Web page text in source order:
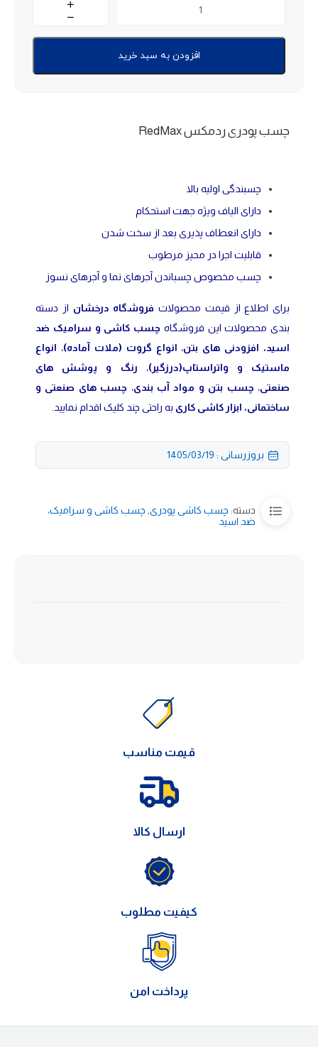
افزودن به سبد خرید
چسب پودری ردمکس RedMax
چسبندگی اولیه بالا
دارای الیاف ویژه جهت استحکام
دارای انعطاف پذیری بعد از سخت شدن
قابلیت اجرا در محیز مرطوب
چسب مخصوص چسباندن آجرهای نما و آجرهای نسوز
برای اطلاع از قیمت محصولات فروشگاه درخشان از دسته
بندی محصولات این فروشگاه چسب کاشی و سرامیک ضد
اسید، افزودنی های بتن، انواع گروت (ملات آماده)، انواع
ماستیک و واتراستاپ(درزگیر)، رنگ و پوشش های
صنعتی، چسب بتن و مواد آب بندی، چسب های صنعتی و
ساختمانی، ابزار کاشی کاری به راحتی چند کلیک اقدام نمایید.
بروزرسانی : 1405/03/19
دسته: چسب کاشی پودری, چسب کاشی و سرامیک،
ضد اسید
قیمت مناسب
ارسال کالا
کیفیت مطلوب
پرداخت امن